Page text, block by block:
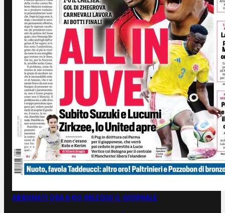
ABBONATI ORA A €0,99LEGGI IL GIORNALE